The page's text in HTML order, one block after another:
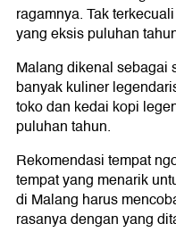
ragamnya. Tak
yang eksis puluhan
Malang dikenal sebagai
banyak kuliner
toko dan kedai kopi
puluhan tahun.
Rekomendasi tempat
tempat yang menarik
di Malang harus
rasanya dengan yang